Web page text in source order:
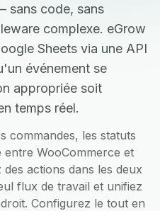
sans code, sans
complexe. eGrow
Sheets via une API
événement se
appropriée soit
temps réel.
commandes, les statuts
WooCommerce et
actions dans les deux
flux de travail et unifiez
Configurez le tout en